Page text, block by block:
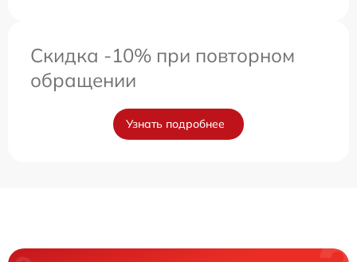
Скидка -10% при повторном
обращении
Узнать подробнее